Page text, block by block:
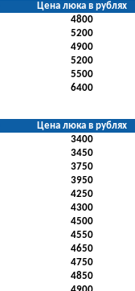
Цена люка в рублях
4800
5200
4900
5200
5500
6400
Цена люка в рублях
3400
3450
3750
3950
4250
4300
4500
4550
4650
4750
4850